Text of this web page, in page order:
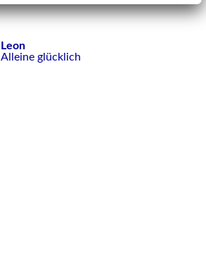
Leon
Alleine glücklich